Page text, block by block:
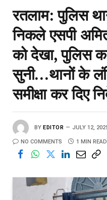
रतलाम: पुलिस
निकले एसपी
को देखा, पुलिस
सुनी…थानों के
समीक्षा कर दिए
BY EDITOR JULY 12,
NO COMMENTS 1 MIN READ